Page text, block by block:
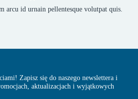
arcu id urnain pellentesque volutpat quis.
Zapisz się do naszego newslettera i
aktualizacjach i wyjątkowych